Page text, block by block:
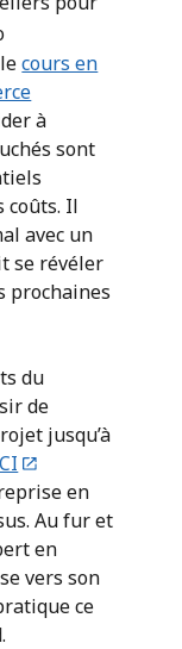
lecours en
à
sont
coûts. Il
avec un
se révéler
prochaines
du
de
jusqu’à
en
Au fur et
en
vers son
ce